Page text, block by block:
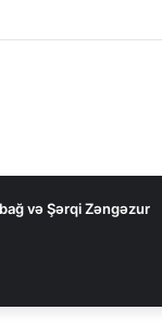
və Şərqi Zəngəzur